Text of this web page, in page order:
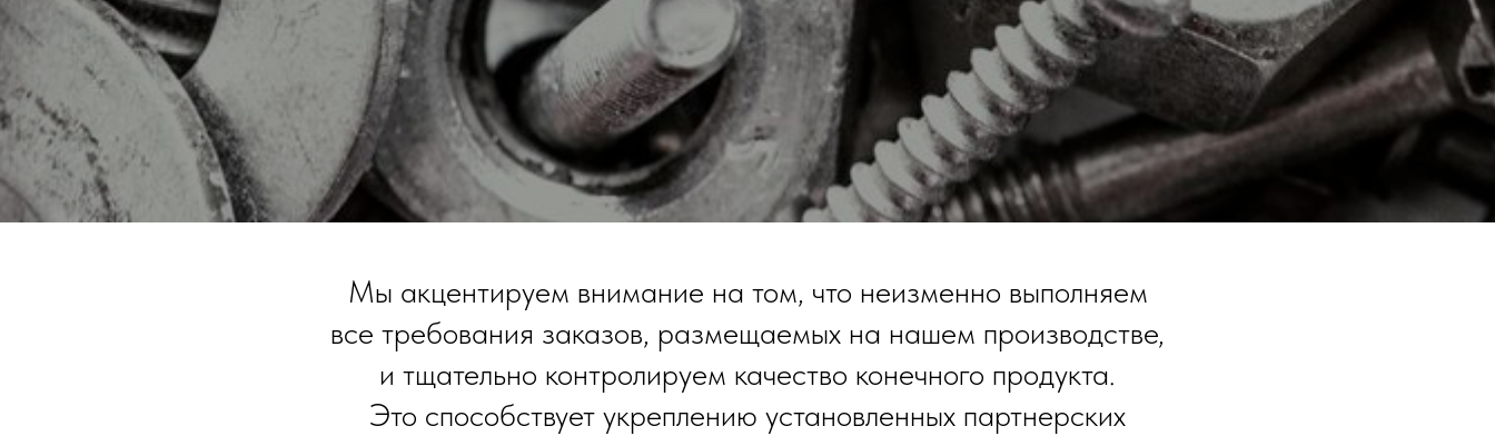
Мы акцентируем внимание на том, что неизменно выполняем
все требования заказов, размещаемых на нашем производстве,
и тщательно контролируем качество конечного продукта.
Это способствует укреплению установленных партнерских